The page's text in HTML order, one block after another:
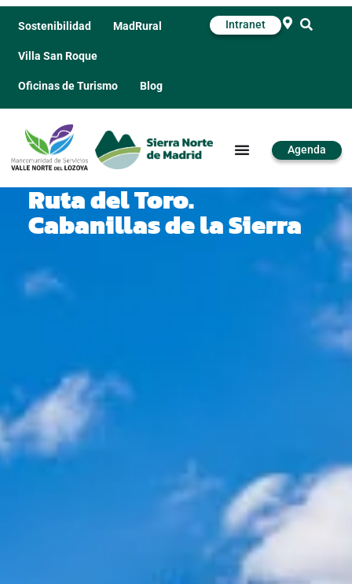
Sostenibilidad MadRural
Villa San Roque
Oficinas de Turismo Blog
Intranet
Agenda
Ruta del Toro.
Cabanillas de la Sierra